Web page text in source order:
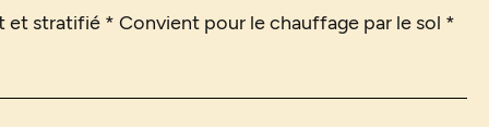
et stratifié * Convient pour le chauffage par le sol *